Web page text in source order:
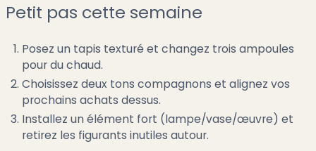
Petit pas cette semaine
Posez un tapis texturé et changez trois ampoules
pour du chaud.
Choisissez deux tons compagnons et alignez vos
prochains achats dessus.
Installez un élément fort (lampe/vase/œuvre) et
retirez les figurants inutiles autour.